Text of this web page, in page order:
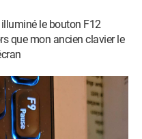
le bouton F12
que mon ancien clavier le